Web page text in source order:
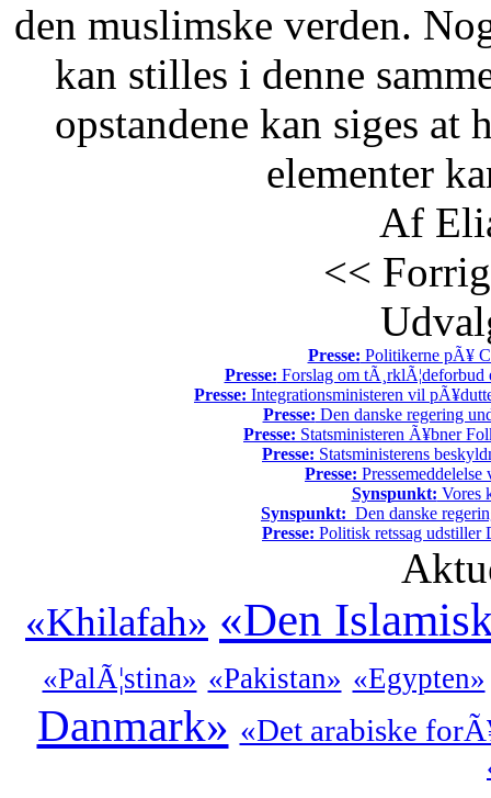
den muslimske verden.
kan stilles i denne
opstandene kan siges at
elementer
Af
<<
Presse: Politikerne pÃ¥
Presse: Forslag om tÃ¸rklÃ¦deforbud
Presse: Integrationsministeren vil
Presse: Den danske regering
Presse: Statsministeren Ã¥bner
Presse: Statsministerens
Presse:
Synspunkt: Vores
Synspunkt: Den danske
Presse: Politisk retssag udstiller
«Khilafah» «Den
«PalÃ¦stina» «Pakistan» «Egypten»
Danmark» «Det arabiske